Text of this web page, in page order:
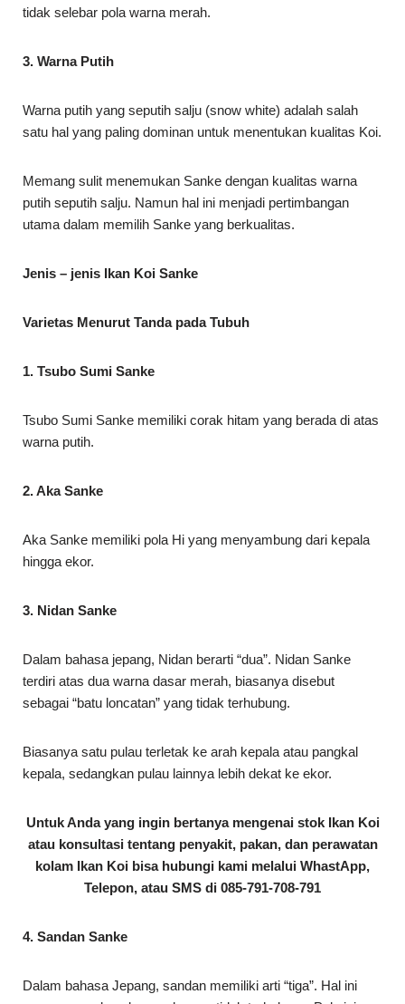
tidak selebar pola warna merah.
3. Warna Putih
Warna putih yang seputih salju (snow white) adalah salah
satu hal yang paling dominan untuk menentukan kualitas Koi.
Memang sulit menemukan Sanke dengan kualitas warna
putih seputih salju. Namun hal ini menjadi pertimbangan
utama dalam memilih Sanke yang berkualitas.
Jenis – jenis Ikan Koi Sanke
Varietas Menurut Tanda pada Tubuh
1. Tsubo Sumi Sanke
Tsubo Sumi Sanke memiliki corak hitam yang berada di atas
warna putih.
2. Aka Sanke
Aka Sanke memiliki pola Hi yang menyambung dari kepala
hingga ekor.
3. Nidan Sanke
Dalam bahasa jepang, Nidan berarti “dua”. Nidan Sanke
terdiri atas dua warna dasar merah, biasanya disebut
sebagai “batu loncatan” yang tidak terhubung.
Biasanya satu pulau terletak ke arah kepala atau pangkal
kepala, sedangkan pulau lainnya lebih dekat ke ekor.
Untuk Anda yang ingin bertanya mengenai stok Ikan Koi
atau konsultasi tentang penyakit, pakan, dan perawatan
kolam Ikan Koi bisa hubungi kami melalui WhastApp,
Telepon, atau SMS di 085-791-708-791
4. Sandan Sanke
Dalam bahasa Jepang, sandan memiliki arti “tiga”. Hal ini